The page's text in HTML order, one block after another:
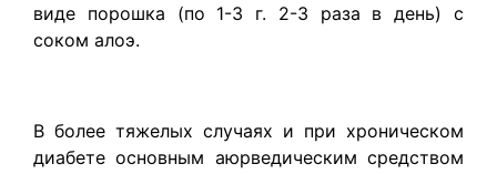
виде порошка (по 1-3 г. 2-3 раза в день) с
соком алоэ.
В более тяжелых случаях и при хроническом
диабете основным аюрведическим средством